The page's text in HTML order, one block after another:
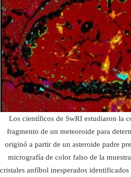
Los científicos de SwRI estudiaron la
fragmento de un meteoroide para
originó a partir de un asteroide padre
micrografía de color falso de la
cristales anfíbol inesperados